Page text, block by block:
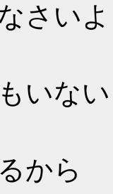
なさい
いな
から